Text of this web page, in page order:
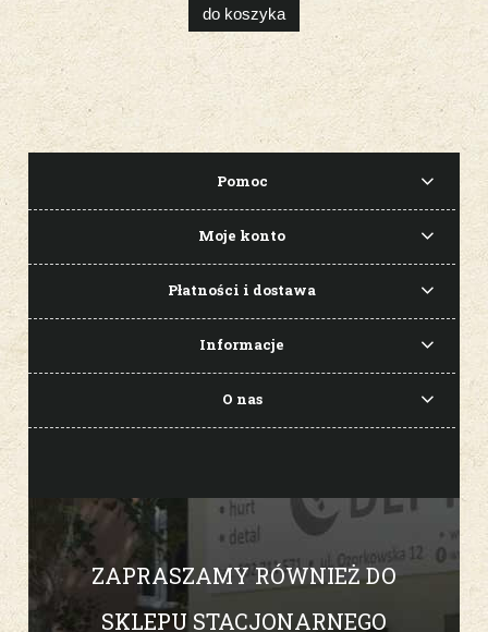
do koszyka
Pomoc
Moje konto
Płatności i dostawa
Informacje
O nas
ZAPRASZAMY RÓWNIEŻ DO
SKLEPU STACJONARNEGO